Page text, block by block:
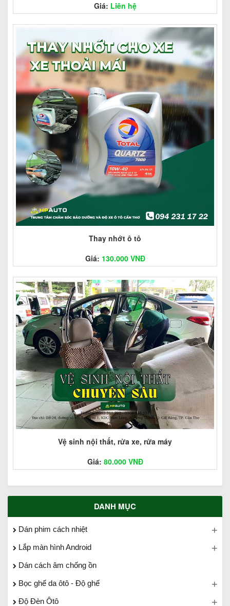
Giá: Liên hệ
Thay nhớt ô tô
Giá: 130.000 VNĐ
Vệ sinh nội thất, rửa xe, rửa máy
Giá: 80.000 VNĐ
DANH MỤC
Dán phim cách nhiệt
Lắp màn hình Android
Dán cách âm chống ồn
Bọc ghế da ôtô - Độ ghế
Độ Đèn Ôtô